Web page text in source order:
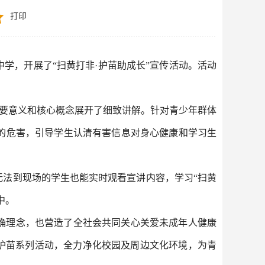
打印
，开展了“扫黄打非·护苗助成长”宣传活动。活动
意义和核心概念展开了细致讲解。针对青少年群体
害，引导学生认清有害信息对身心健康和学习生
到现场的学生也能实时观看宣讲内容，学习“扫黄
念，也营造了全社会共同关心关爱未成年人健康
系列活动，全力净化校园及周边文化环境，为青